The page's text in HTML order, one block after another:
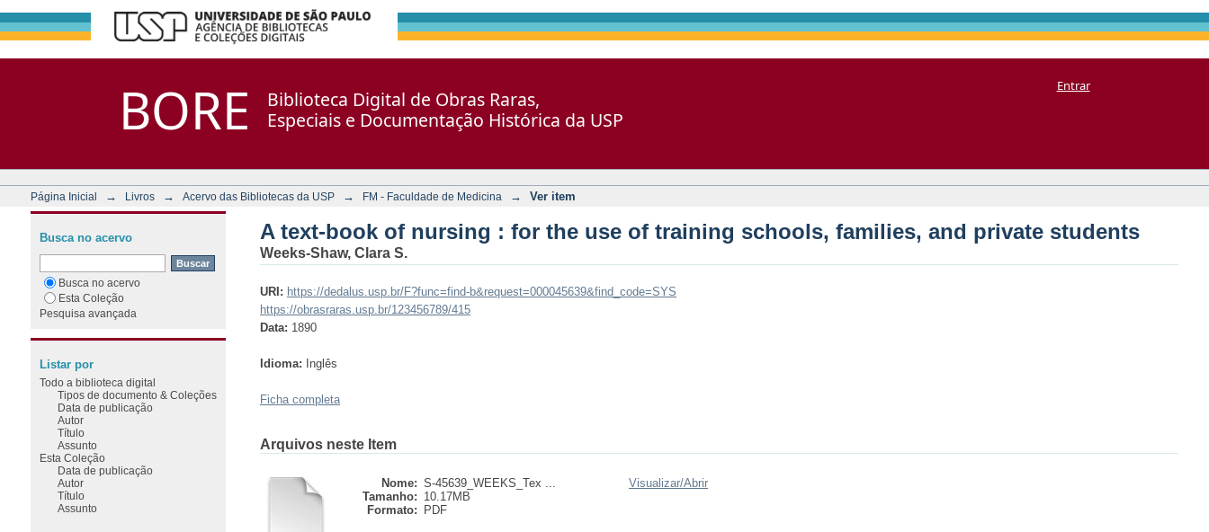
BORE
Biblioteca Digital de Obras Raras,
Especiais e Documentação Histórica da USP
Entrar
Página Inicial → Livros → Acervo das Bibliotecas da USP → FM - Faculdade de Medicina → Ver item
A text-book of nursing : for the use of training schools, families, and private students
Weeks-Shaw, Clara S.
URI: https://dedalus.usp.br/F?func=find-b&request=000045639&find_code=SYS
https://obrasraras.usp.br/123456789/415
Data: 1890
Idioma: Inglês
Ficha completa
Arquivos neste Item
Nome: S-45639_WEEKS_Tex ...
Tamanho: 10.17MB
Formato:
PDF
Visualizar/Abrir
Busca no acervo
Busca no acervo
Esta Coleção
Pesquisa avançada
Listar por
Todo a biblioteca digital
Tipos de documento & Coleções
Data de publicação
Autor
Título
Assunto
Esta Coleção
Data de publicação
Autor
Título
Assunto